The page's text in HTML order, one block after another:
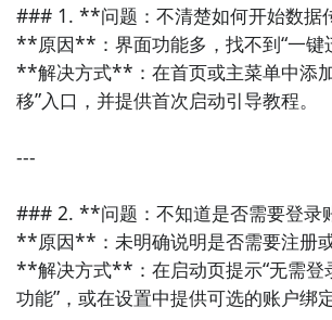
5. 《RE管理器》
专为高级用户设计，支持ROOT权限下
修改系统文件、挂载分区等，是安卓
好者的必备工具。
6. 《全能文件管理器》
语言界面切换，操作逻辑清晰，适合普
文件管理。
7. 《极速文件管理》
### 1. **问题：不清楚如何开始数据
**原因**：界面功能多，找不到“一键
**解决方式**：在首页或主菜单中添
移”入口，并提供首次启动引导教程。
---
### 2. **问题：不知道是否需要登录
**原因**：未明确说明是否需要注册
**解决方式**：在启动页提示“无需登
功能”，或在设置中提供可选的账户绑